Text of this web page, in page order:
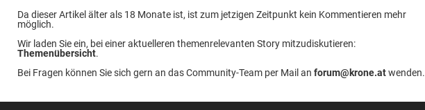
Da dieser Artikel älter als 18 Monate ist, ist zum jetzigen Zeitpunkt kein Kommentieren mehr
möglich.
Wir laden Sie ein, bei einer aktuelleren themenrelevanten Story mitzudiskutieren:
Themenübersicht.
Bei Fragen können Sie sich gern an das Community-Team per Mail an forum@krone.atwenden.